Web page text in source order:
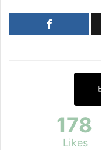
178
Likes